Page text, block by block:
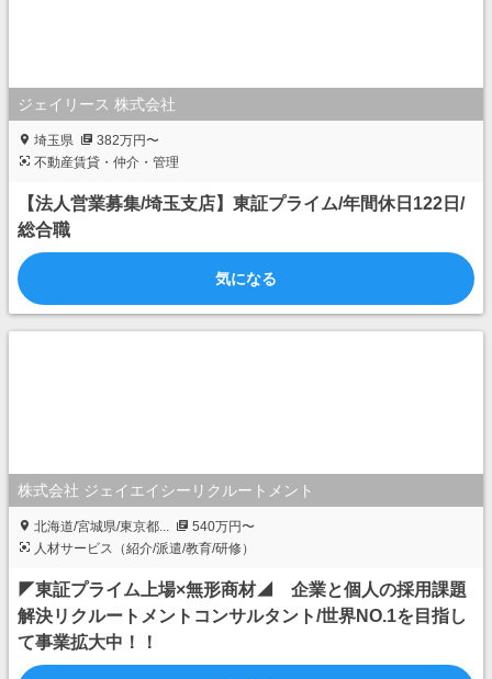
ジェイリース 株式会社
埼玉県
382万円〜
不動産賃貸・仲介・管理
【法人営業募集/埼玉支店】東証プライム/年間休日122日/
総合職
気になる
株式会社 ジェイエイシーリクルートメント
北海道/宮城県/東京都...
540万円〜
人材サービス（紹介/派遣/教育/研修）
◤東証プライム上場×無形商材◢ 企業と個人の採用課題
解決リクルートメントコンサルタント/世界NO.1を目指し
て事業拡大中！！